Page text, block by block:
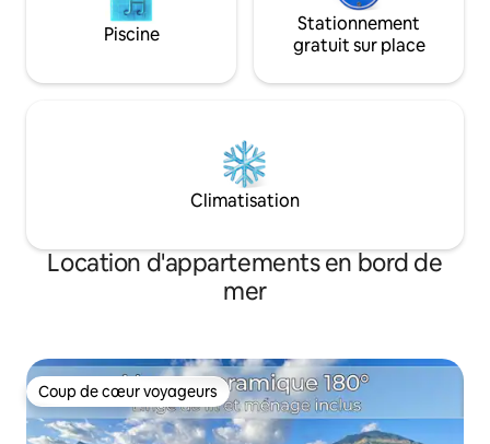
Piscine
Stationnement
gratuit sur place
Climatisation
Location d'appartements en bord de
mer
Coup de cœur voyageurs
Coup de cœur voyageurs